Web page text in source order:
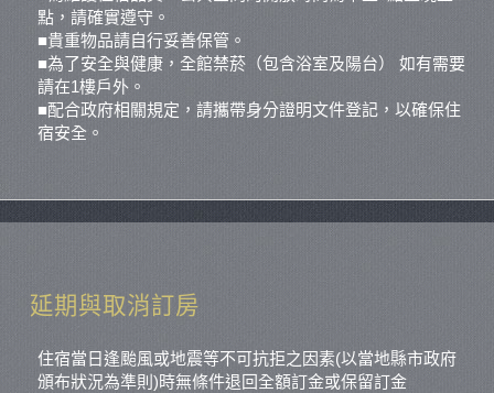
點，請確實遵守。
■貴重物品請自行妥善保管。
■為了安全與健康，全館禁菸（包含浴室及陽台） 如有需要
請在1樓戶外。
■配合政府相關規定，請攜帶身分證明文件登記，以確保住
宿安全。
延期與取消訂房
住宿當日逢颱風或地震等不可抗拒之因素(以當地縣市政府
頒布狀況為準則)時無條件退回全額訂金或保留訂金